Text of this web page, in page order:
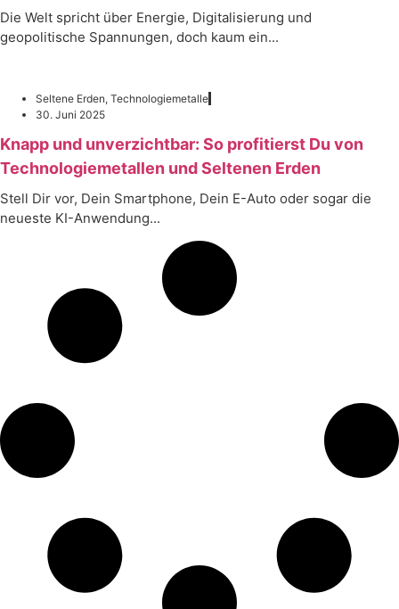
Die Welt spricht über Energie, Digitalisierung und
geopolitische Spannungen, doch kaum ein...
Seltene Erden, Technologiemetalle
30. Juni 2025
Knapp und unverzichtbar: So profitierst Du von
Technologiemetallen und Seltenen Erden
Stell Dir vor, Dein Smartphone, Dein E-Auto oder sogar die
neueste KI-Anwendung...